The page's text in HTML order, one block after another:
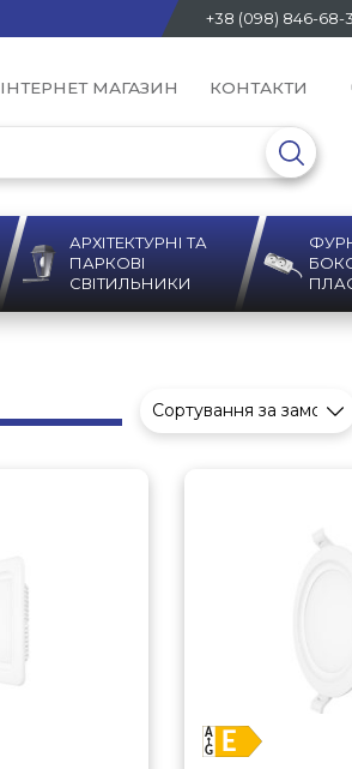
+38 (098) 846-68-
ІНТЕРНЕТ МАГАЗИН КОНТАКТИ
АРХІТЕКТУРНІ ТА
ПАРКОВІ
СВІТИЛЬНИКИ